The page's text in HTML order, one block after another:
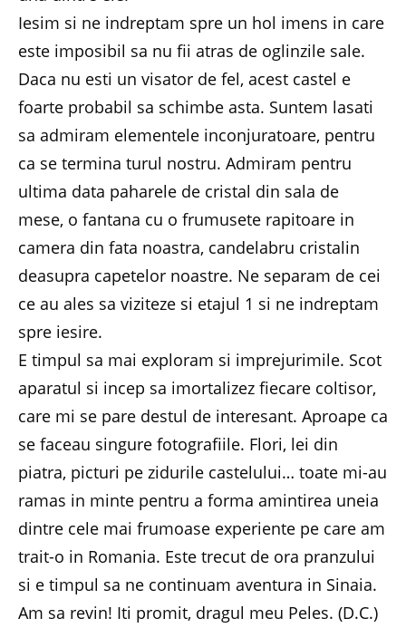
Iesim si ne indreptam spre un hol imens in care
este imposibil sa nu fii atras de oglinzile sale.
Daca nu esti un visator de fel, acest castel e
foarte probabil sa schimbe asta. Suntem lasati
sa admiram elementele inconjuratoare, pentru
ca se termina turul nostru. Admiram pentru
ultima data paharele de cristal din sala de
mese, o fantana cu o frumusete rapitoare in
camera din fata noastra, candelabru cristalin
deasupra capetelor noastre. Ne separam de cei
ce au ales sa viziteze si etajul 1 si ne indreptam
spre iesire.
E timpul sa mai exploram si imprejurimile. Scot
aparatul si incep sa imortalizez fiecare coltisor,
care mi se pare destul de interesant. Aproape ca
se faceau singure fotografiile. Flori, lei din
piatra, picturi pe zidurile castelului… toate mi-au
ramas in minte pentru a forma amintirea uneia
dintre cele mai frumoase experiente pe care am
trait-o in Romania. Este trecut de ora pranzului
si e timpul sa ne continuam aventura in Sinaia.
Am sa revin! Iti promit, dragul meu Peles. (D.C.)